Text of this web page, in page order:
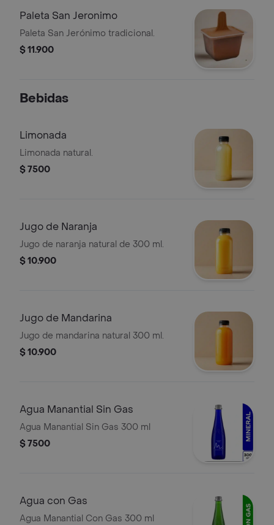
Paleta San Jeronimo
Paleta San Jerónimo tradicional.
$ 11.900
Bebidas
Limonada
Limonada natural.
$ 7500
Jugo de Naranja
Jugo de naranja natural de 300 ml.
$ 10.900
Jugo de Mandarina
Jugo de mandarina natural 300 ml.
$ 10.900
Agua Manantial Sin Gas
Agua Manantial Sin Gas 300 ml
$ 7500
Agua con Gas
Agua Manantial Con Gas 300 ml